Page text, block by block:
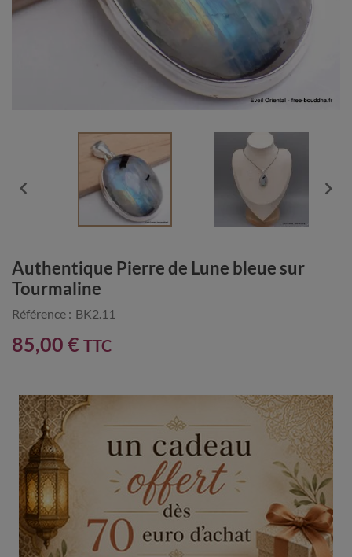
Vendu
 
Authentique Pierre de Lune bleue sur
Tourmaline
Référence : BK2.11
85,00 € TTC